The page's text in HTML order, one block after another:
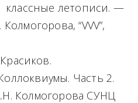
классные летописи. —
“VVV”,
Часть 2.
Колмогорова СУНЦ